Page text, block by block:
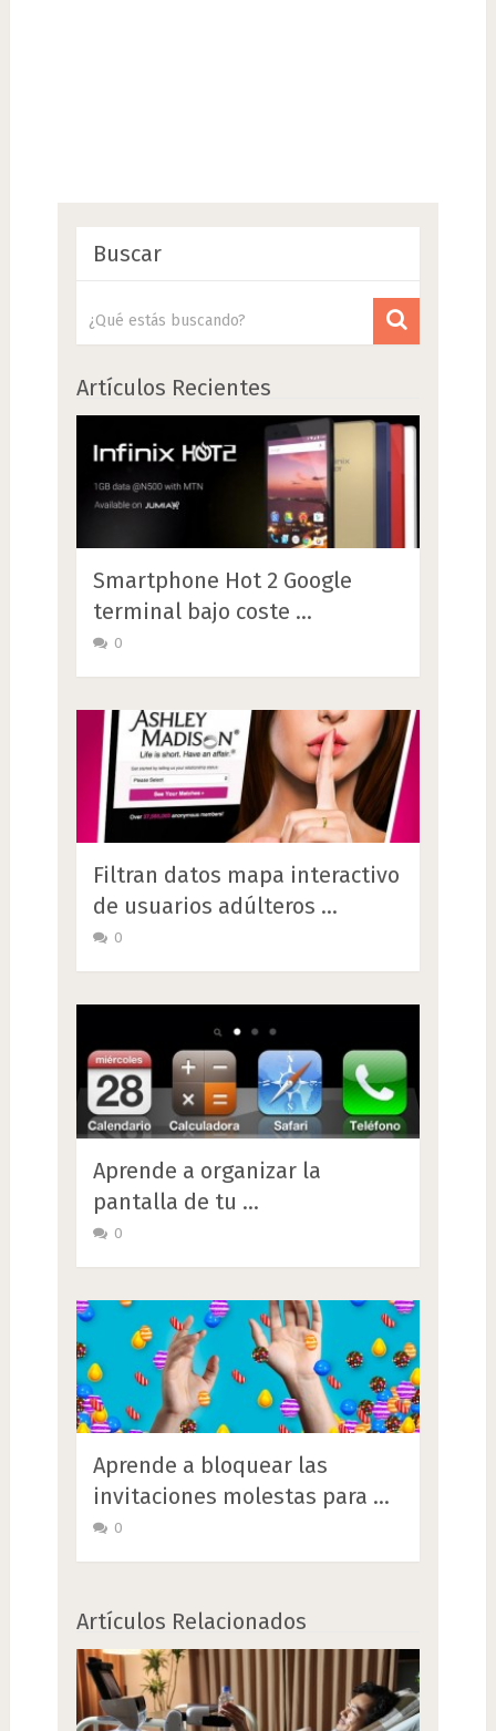
Buscar
Artículos Recientes
Smartphone Hot 2 Google
terminal bajo coste …
0
Filtran datos mapa interactivo
de usuarios adúlteros …
0
Aprende a organizar la
pantalla de tu …
0
Aprende a bloquear las
invitaciones molestas para …
0
Artículos Relacionados